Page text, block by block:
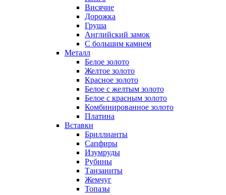
Висячие
Дорожка
Груша
Английский замок
С большим камнем
Металл
Белое золото
Желтое золото
Красное золото
Белое с желтым золото
Белое с красным золото
Комбинированное золото
Платина
Вставки
Бриллианты
Сапфиры
Изумруды
Рубины
Танзаниты
Жемчуг
Топазы